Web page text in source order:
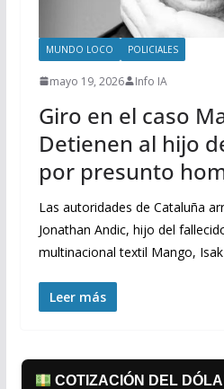
MUNDO LOCO POLICIALES
mayo 19, 2026 Info IA
Giro en el caso
Detienen al hijo
por presunto
Las autoridades de Cataluña
Jonathan Andic, hijo del
multinacional textil Mango, Isak
Leer más
COTIZACIÓN DEL